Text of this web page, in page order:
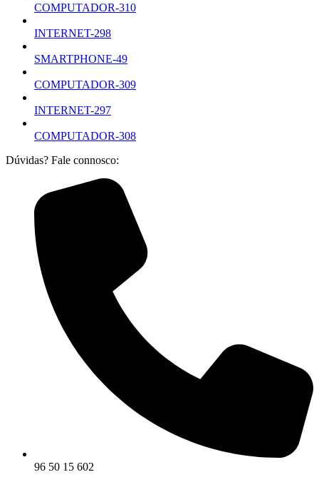
COMPUTADOR-310
INTERNET-298
SMARTPHONE-49
COMPUTADOR-309
INTERNET-297
COMPUTADOR-308
Dúvidas? Fale connosco:
96 50 15 602